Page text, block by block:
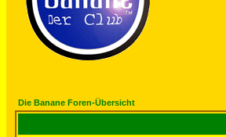
Die Banane Foren-Übersicht